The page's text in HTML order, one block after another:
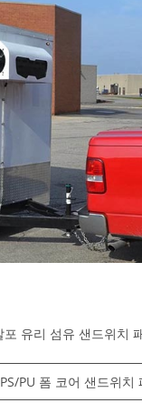
유리 섬유 샌드위
PU 폼 코어 샌드위치